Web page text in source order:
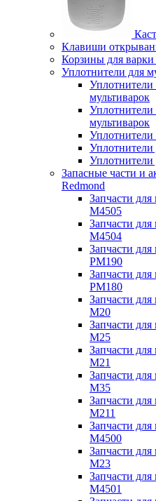
Клавиши
Корзины для варки
Уплотнители для
Уплотнители
мультиварок
мультиварок
Уплотнители
Уплотнители
Уплотнители
Запасные части и
Redmond
Запчасти
M4505
Запчасти
M4504
Запчасти
PM190
Запчасти
PM180
Запчасти
M20
Запчасти
M25
Запчасти
M21
Запчасти
M35
Запчасти
M211
Запчасти
M4500
Запчасти
M23
Запчасти
M4501